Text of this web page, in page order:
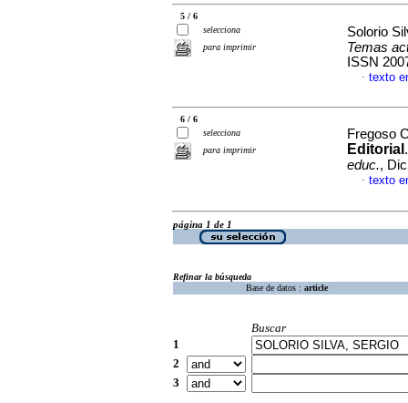
5 / 6
selecciona
para imprimir
Solorio
Temas
ISSN
· texto
6 / 6
selecciona
para imprimir
Fregoso
Editorial
educ.,
· texto
página 1 de 1
Refinar la búsqueda
Base de datos : article
Buscar
1
2
3